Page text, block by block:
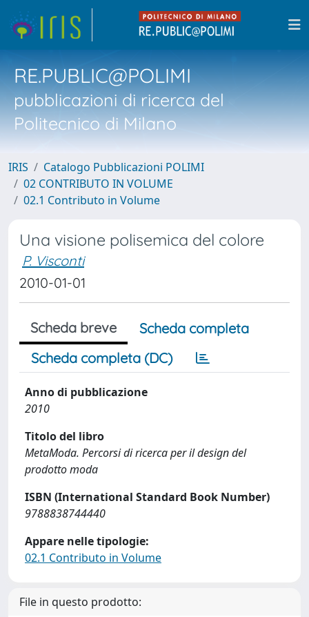
RE.PUBLIC@POLIMI
pubblicazioni di ricerca del
Politecnico di Milano
IRIS
Catalogo Pubblicazioni POLIMI
02 CONTRIBUTO IN VOLUME
02.1 Contributo in Volume
Una visione polisemica del colore
P. Visconti
2010-01-01
Scheda breve
Scheda completa
Scheda completa (DC)
Anno di pubblicazione
2010
Titolo del libro
MetaModa. Percorsi di ricerca per il design del
prodotto moda
ISBN (International Standard Book Number)
9788838744440
Appare nelle tipologie:
02.1 Contributo in Volume
File in questo prodotto: